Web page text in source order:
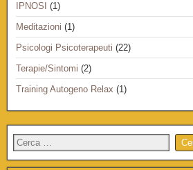
IPNOSI (1)
Meditazioni (1)
Psicologi Psicoterapeuti (22)
Terapie/Sintomi (2)
Training Autogeno Relax (1)